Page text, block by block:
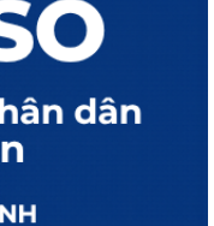
tục hành chính tháng 7
thủ tục hành chính ngày
thủ tục hành chính ngày